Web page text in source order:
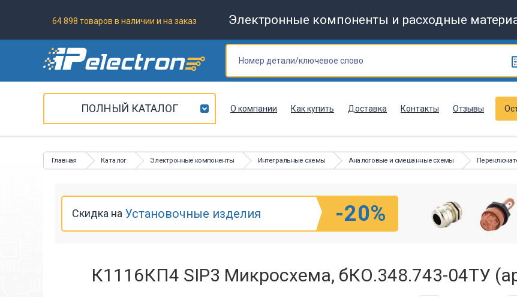
64 898 товаров в наличии и на заказ Электронные компоненты и расходные
ПОЛНЫЙ КАТАЛОГ О компании Как купить Доставка Контакты Отзывы
Главная Каталог Электронные компоненты Интегральные схемы Аналоговые и смешанные схемы
Скидка на Установочные изделия -20%
К1116КП4 SIP3 Микросхема, бКО.348.743-04ТУ